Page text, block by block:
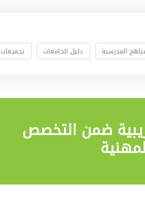
المدرسية دليل الجامعات
ضمن التخصص